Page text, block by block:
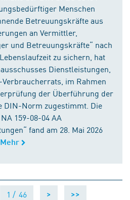
Menschen
Betreuungskräfte aus
an Vermittler,
und Betreuungskräfte“ nach
zu sichern, hat
Dienstleistungen,
im Rahmen
der Überführung der
DIN-Norm zugestimmt. Die
159-08-04 AA
fand am 28. Mai 2026
Mehr
1 / 46 > >>